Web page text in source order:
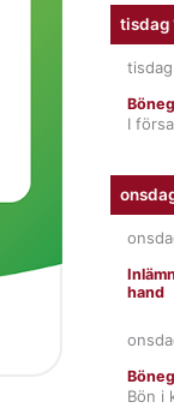
tisdag
I
hand
Bön i